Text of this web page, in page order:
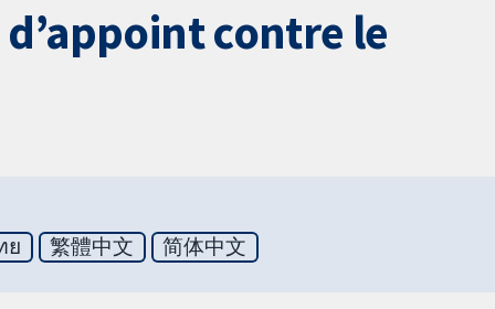
contre le
ย 繁體中文 简体中文